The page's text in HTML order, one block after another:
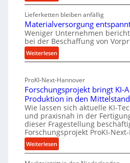
u
s
t
r
e
r
s
a
t
z
ü
r
n
a
a
l
t
i
g
W
R
o
l
l
e
n
f
h
r
u
n
g
e
n
e
Lieferketten bleiben anfällig
Materialversorgung
Weniger Unternehmen
bei der Beschaffung von
Weiterlesen:
M
t
e
r
i
a
l
v
e
ProKI-Next-Hannover
Forschungsprojekt bringt KI-
Produktion in den Mittelstand
Wie lassen sich aktuelle KI-
und praxisnah in der
dieser Fragestellung
Forschungsprojekt ProKI-
Weiterlesen:
F